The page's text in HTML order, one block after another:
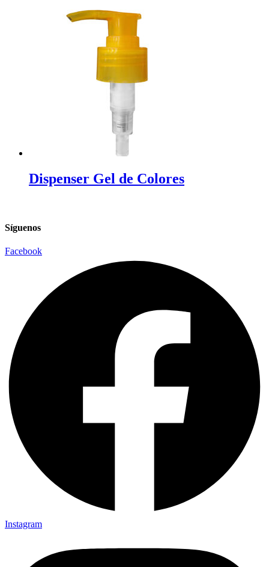
Dispenser Gel de Colores
Síguenos
Facebook
Instagram